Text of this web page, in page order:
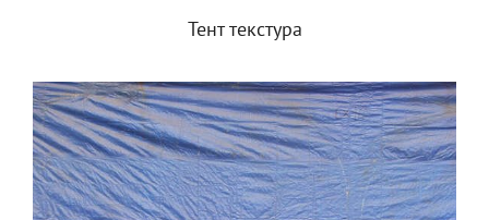
Тент текстура